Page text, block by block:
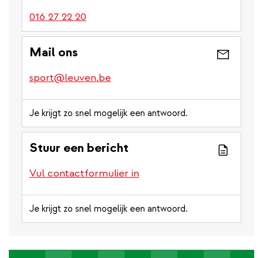
016 27 22 20
Mail ons
sport@leuven.be
Je krijgt zo snel mogelijk een antwoord.
Stuur een bericht
Vul contactformulier in
Je krijgt zo snel mogelijk een antwoord.